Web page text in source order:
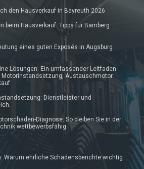
den Hausverkauf in Bayreuth 2026
beim Hausverkauf: Tipps für Bamberg
eines guten Exposés in Augsburg
Lösungen: Ein umfassender Leitfaden
Motorinstandsetzung, Austauschmotor
Dienstleister und
Diagnose: So bleiben Sie in der
wettbewerbsfähig
Warum ehrliche Schadensberichte wichtig